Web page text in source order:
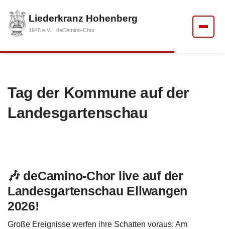
Liederkranz Hohenberg
1948 e.V. · deCamino-Chor
Tag der Kommune auf der
Landesgartenschau
🎶 deCamino-Chor live auf der
Landesgartenschau Ellwangen
2026!
Große Ereignisse werfen ihre Schatten voraus: Am